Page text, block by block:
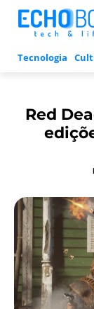
Tecnologia
Red